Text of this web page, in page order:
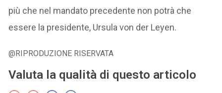
più che nel mandato precedente non potrà che
essere la presidente, Ursula von der Leyen.
@RIPRODUZIONE RISERVATA
Valuta la qualità di questo articolo